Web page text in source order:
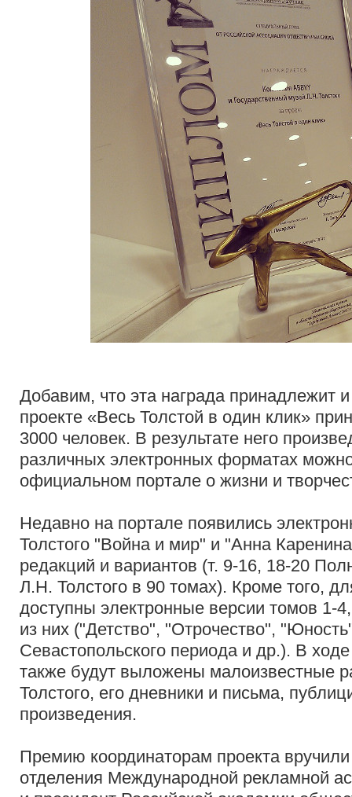
Добавим, что эта награда принадлежит
проекте «Весь Толстой в один клик»
3000 человек. В результате него
различных электронных форматах
официальном портале о жизни и
Недавно на портале появились
Толстого "Война и мир" и "Анна
редакций и вариантов (т. 9-16, 18-20
Л.Н. Толстого в 90 томах). Кроме того,
доступны электронные версии томов 1-
из них ("Детство", "Отрочество",
Севастопольского периода и др.). В
также будут выложены малоизвестные
Толстого, его дневники и письма,
произведения.
Премию координаторам проекта вручили
отделения Международной рекламной